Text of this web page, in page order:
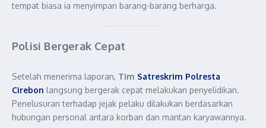
tempat biasa ia menyimpan barang-barang berharga.
Polisi Bergerak Cepat
Setelah menerima laporan, Tim Satreskrim Polresta
Cirebon langsung bergerak cepat melakukan penyelidikan.
Penelusuran terhadap jejak pelaku dilakukan berdasarkan
hubungan personal antara korban dan mantan karyawannya.